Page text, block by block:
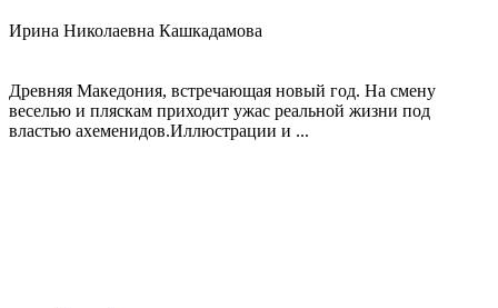
Ирина Николаевна Кашкадамова
Древняя Македония, встречающая новый год. На смену
веселью и пляскам приходит ужас реальной жизни под
властью ахеменидов.Иллюстрации и ...